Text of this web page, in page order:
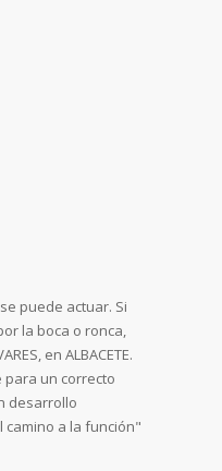
puede actuar. Si
la boca o ronca,
en ALBACETE.
para un correcto
desarrollo
camino a la función"